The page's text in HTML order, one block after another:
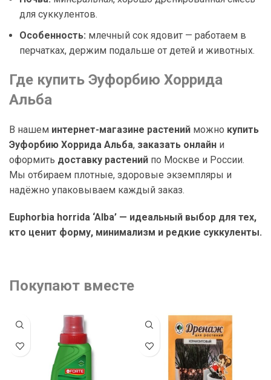
для суккулентов.
Особенность: млечный сок ядовит — работаем в
перчатках, держим подальше от детей и животных.
Где купить Эуфорбию Хоррида
Альба
В нашем интернет-магазине растений можно купить
Эуфорбию Хоррида Альба, заказать онлайн и
оформить доставку растений по Москве и России.
Мы отбираем плотные, здоровые экземпляры и
надёжно упаковываем каждый заказ.
Euphorbia horrida ‘Alba’ — идеальный выбор для тех,
кто ценит форму, минимализм и редкие суккуленты.
Покупают вместе